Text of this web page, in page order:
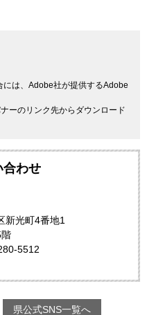
には、Adobe社が提供するAdobe
ーのリンク先からダウンロード
合わせ
新光町4番地1
5512
県公式SNS一覧へ